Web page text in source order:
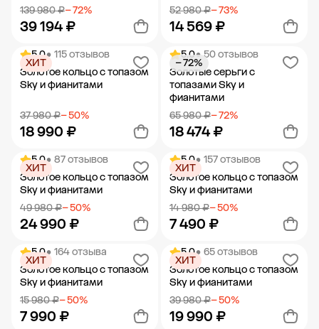
139 980 ₽− 72%
39 194 ₽
Добавить в корзину
52 980 ₽− 73%
14 569 ₽
Добавить в корзину
5.0• 115 отзывов
Золотое кольцо с топазом
Sky и фианитами
37 980 ₽− 50%
18 990 ₽
ХИТ
Добавить в корзину
5.0• 50 отзывов
Золотые серьги с
топазами Sky и
фианитами
65 980 ₽− 72%
18 474 ₽
− 72%
Добавить в корзину
5.0• 87 отзывов
Золотое кольцо с топазом
Sky и фианитами
49 980 ₽− 50%
24 990 ₽
ХИТ
Добавить в корзину
5.0• 157 отзывов
Золотое кольцо с топазом
Sky и фианитами
14 980 ₽− 50%
7 490 ₽
ХИТ
Добавить в корзину
5.0• 164 отзыва
Золотое кольцо с топазом
Sky и фианитами
15 980 ₽− 50%
7 990 ₽
ХИТ
5.0• 65 отзывов
Золотое кольцо с топазом
Sky и фианитами
39 980 ₽− 50%
19 990 ₽
ХИТ